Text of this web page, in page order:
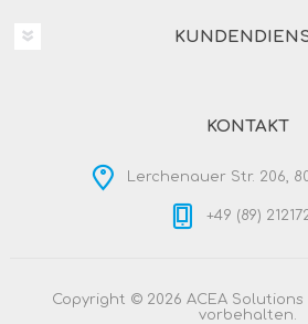
KONTAKT
Lerchenauer Str. 206,
+49 (89)
Copyright © 2026 ACEA
vorbehalten.